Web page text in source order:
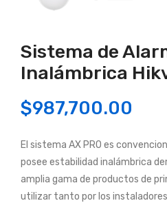
Sistema de
Inalámbrica
$987,700.00
El sistema AX PRO es
posee estabilidad inalámbrica
amplia gama de productos de
utilizar tanto por los